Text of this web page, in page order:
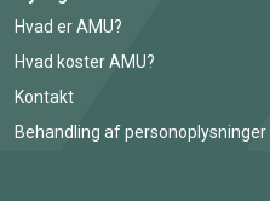
Hvad er AMU?
Hvad koster AMU?
Kontakt
Behandling af personoplysninger